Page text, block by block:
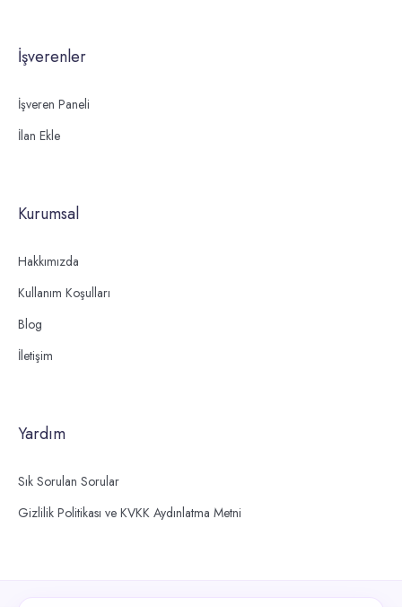
İşverenler
İşveren Paneli
İlan Ekle
Kurumsal
Hakkımızda
Kullanım Koşulları
Blog
İletişim
Yardım
Sık Sorulan Sorular
Gizlilik Politikası ve KVKK Aydınlatma Metni